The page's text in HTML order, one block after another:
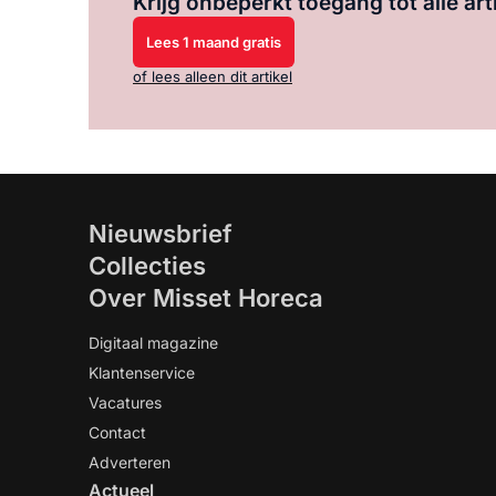
Lees 1 maand gratis
of lees alleen dit artikel
Nieuwsbrief
Collecties
Over Misset Horeca
Digitaal magazine
Klantenservice
Vacatures
Contact
Adverteren
Actueel